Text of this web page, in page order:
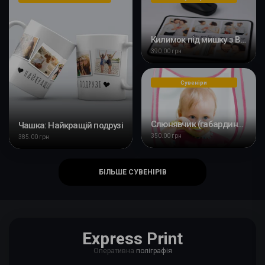
Чашка: Найкращій подрузі
385.00 грн
Килимок під мишку з Вашим фото
390.00 грн
Сувеніри
Слюнявчик (габардин) з Вашим дизайном
350.00 грн
БІЛЬШЕ СУВЕНІРІВ
Express Print
Оперативна поліграфія